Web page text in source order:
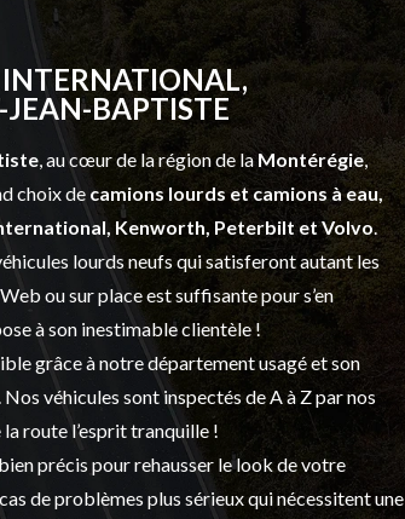
INTERNATIONAL,
BAPTISTE
, au cœur de la région de la Montérégie,
choix de camions lourds et camions à eau,
Kenworth, Peterbilt et Volvo.
lourds neufsqui satisferont autant les
ou sur place est suffisante pour s’en
à son inestimable clientèle !
grâce à notredépartement usagéet son
véhicules sont inspectés de A à Z par nos
la route l’esprit tranquille !
précis pour rehausser le look de votre
de problèmes plus sérieux qui nécessitent une